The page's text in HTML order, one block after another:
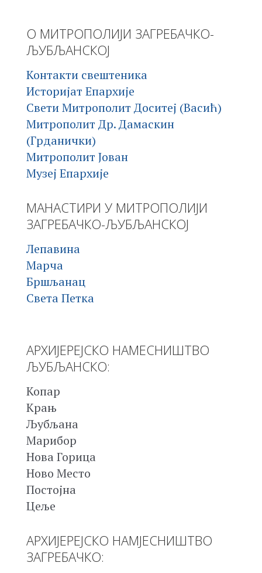
О МИТРОПОЛИЈИ ЗАГРЕБАЧКО-
ЉУБЉАНСКОЈ
Контакти свештеника
Историјат Епархије
Свети Митрополит Доситеј (Васић)
Митрополит Др. Дамаскин
(Грданички)
Митрополит Јован
Музеј Епархије
МАНАСТИРИ У МИТРОПОЛИЈИ
ЗАГРЕБАЧКО-ЉУБЉАНСКОЈ
Лепавина
Марча
Бршљанац
Света Петка
АРХИЈЕРЕЈСКО НАМЕСНИШТВО
ЉУБЉАНСКО:
Копар
Крањ
Љубљана
Марибор
Нова Горица
Ново Место
Постојна
Цеље
АРХИЈЕРЕЈСКО НАМЈЕСНИШТВО
ЗАГРЕБАЧКО: